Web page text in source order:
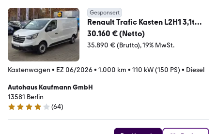
Gesponsert
Renault Trafic Kasten L2H1 3,1t
Komfort 150 DCI Automati
30.160 € (Netto)
35.890 € (Brutto) 19% MwSt.
Kastenwagen • EZ 06/2026• 1.000 km • 110 kW (150 PS) • Diesel
Autohaus Kaufmann GmbH
13581 Berlin
3.8 Sterne
(64)